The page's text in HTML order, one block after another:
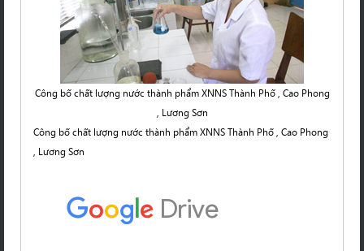
Công bố chất lượng nước thành phẩm XNNS Thành Phố , Cao Phong
, Lương Sơn
Công bố chất lượng nước thành phẩm XNNS Thành Phố , Cao Phong
, Lương Sơn